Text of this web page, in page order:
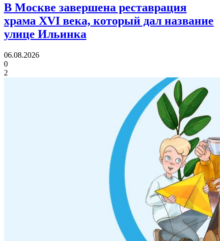
В Москве завершена реставрация
храма XVI века, который дал название
улице Ильинка
06.08.2026
0
2